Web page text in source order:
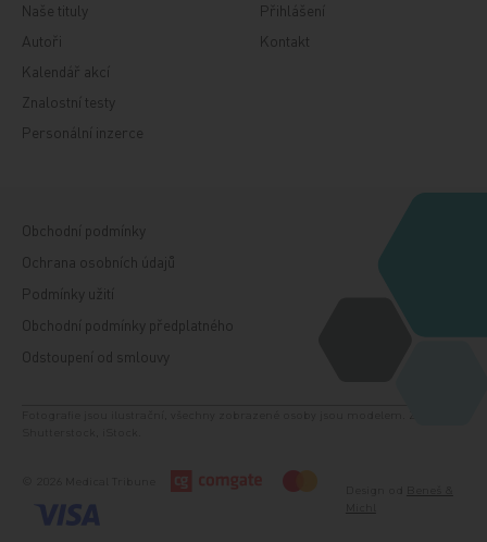
Naše tituly
Autoři
Kalendář akcí
Znalostní testy
Personální inzerce
Přihlášení
Kontakt
Obchodní podmínky
Ochrana osobních údajů
Podmínky užití
Obchodní podmínky předplatného
Odstoupení od smlouvy